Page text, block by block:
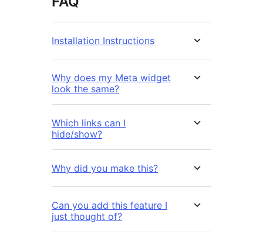
Installation Instructions
Why does my Meta widget
look the same?
Which links can I
hide/show?
Why did you make this?
Can you add this feature I
just thought of?